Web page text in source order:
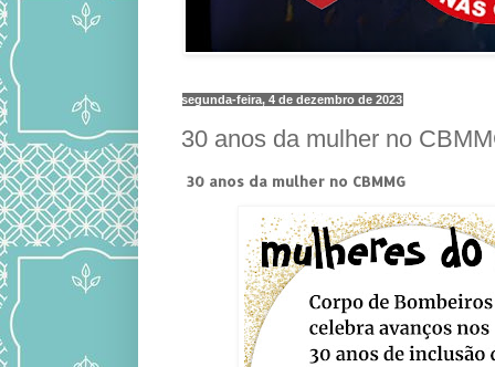
segunda-feira, 4 de dezembro de 2023
30 anos da mulher no
30 anos da mulher no CBMMG